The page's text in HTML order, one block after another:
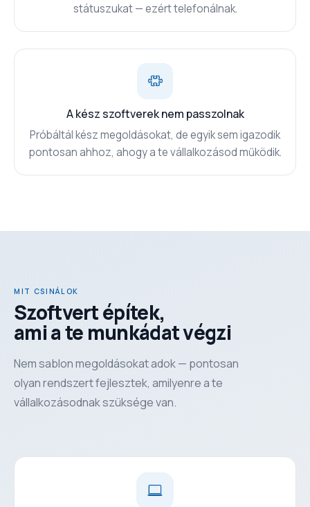
státuszukat — ezért telefonálnak.
A kész szoftverek nem passzolnak
Próbáltál kész megoldásokat, de egyik sem igazodik
pontosan ahhoz, ahogy a te vállalkozásod működik.
MIT CSINÁLOK
Szoftvert építek,
ami a te munkádat végzi
Nem sablon megoldásokat adok — pontosan
olyan rendszert fejlesztek, amilyenre a te
vállalkozásodnak szüksége van.